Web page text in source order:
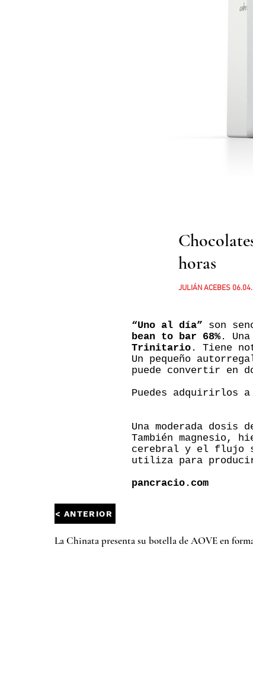
horas
JULIÁN ACEBES
“Uno al día” son
bean to bar 68%.
Trinitario . Tiene
Un pequeño
puede convertir en
Puedes adquirirlos
Una moderada
También magnesio,
cerebral y el flujo
utiliza para producir
pancracio.com
< ANTERIOR
La Chinata presenta su botella de AOVE en